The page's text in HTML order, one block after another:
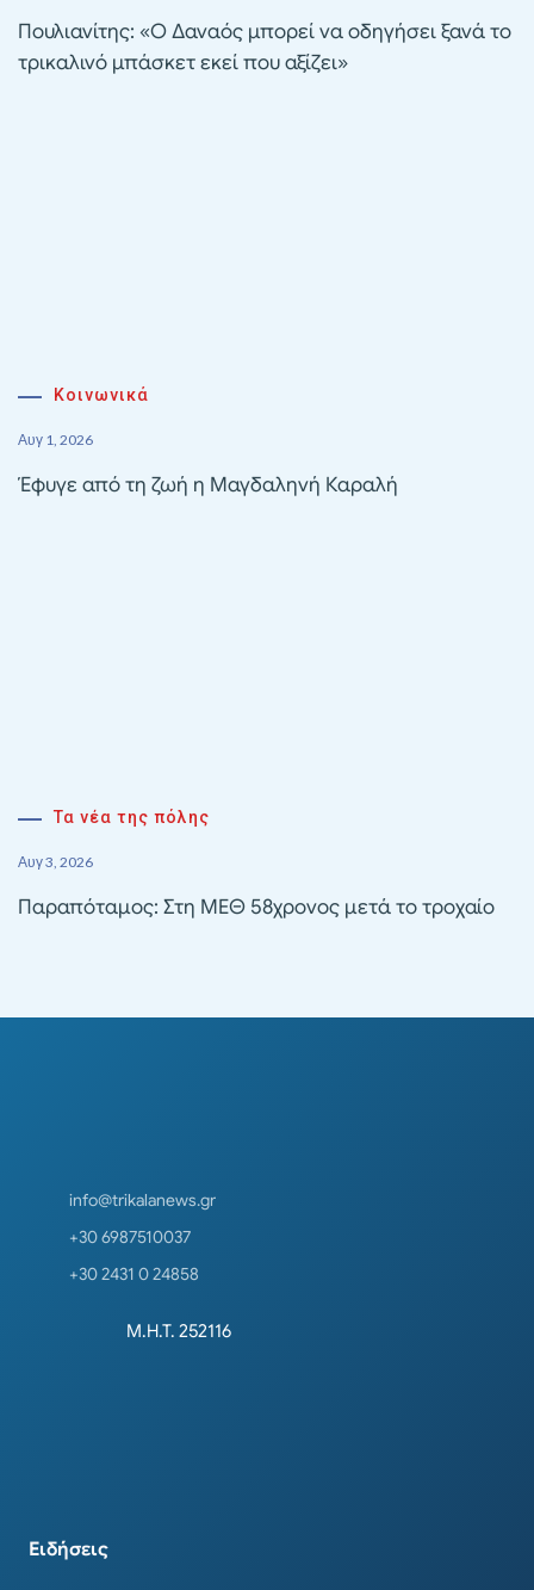
Πουλιανίτης: «Ο Δαναός μπορεί να οδηγήσει ξανά το
τρικαλινό μπάσκετ εκεί που αξίζει»
Κοινωνικά
Αυγ 1, 2026
Έφυγε από τη ζωή η Μαγδαληνή Καραλή
Τα νέα της πόλης
Αυγ 3, 2026
Παραπόταμος: Στη ΜΕΘ 58χρονος μετά το τροχαίο
info@trikalanews.gr
+30 6987510037
+30 2431 0 24858
Μ.Η.Τ. 252116
Ειδήσεις